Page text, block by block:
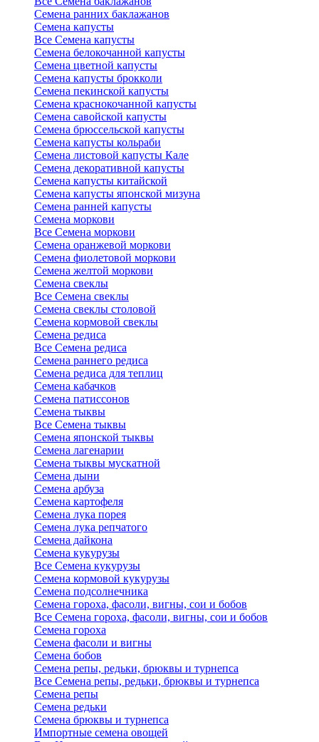
Семена ранних баклажанов
Семена капусты
Все Семена капусты
Семена белокочанной капусты
Семена цветной капусты
Семена капусты брокколи
Семена пекинской капусты
Семена краснокочанной капусты
Семена савойской капусты
Семена брюссельской капусты
Семена капусты кольраби
Семена листовой капусты Кале
Семена декоративной капусты
Семена капусты китайской
Семена капусты японской мизуна
Семена ранней капусты
Семена моркови
Все Семена моркови
Семена оранжевой моркови
Семена фиолетовой моркови
Семена желтой моркови
Семена свеклы
Все Семена свеклы
Семена свеклы столовой
Семена кормовой свеклы
Семена редиса
Все Семена редиса
Семена раннего редиса
Семена редиса для теплиц
Семена кабачков
Семена патиссонов
Семена тыквы
Все Семена тыквы
Семена японской тыквы
Семена лагенарии
Семена тыквы мускатной
Семена дыни
Семена арбуза
Семена картофеля
Семена лука порея
Семена лука репчатого
Семена дайкона
Семена кукурузы
Все Семена кукурузы
Семена кормовой кукурузы
Семена подсолнечника
Семена гороха, фасоли, вигны, сои и бобов
Все Семена гороха, фасоли, вигны, сои и бобов
Семена гороха
Семена фасоли и вигны
Семена бобов
Семена репы, редьки, брюквы и турнепса
Все Семена репы, редьки, брюквы и турнепса
Семена репы
Семена редьки
Семена брюквы и турнепса
Импортные семена овощей